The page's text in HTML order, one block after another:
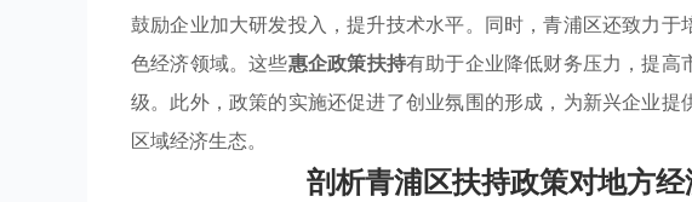
鼓励企业加大研发投入，提升技术水平。同时，青浦区还致力于
色经济领域。这些惠企政策扶持有助于企业降低财务压力，提高
级。此外，政策的实施还促进了创业氛围的形成，为新兴企业
区域经济生态。
剖析青浦区扶持政策对地方